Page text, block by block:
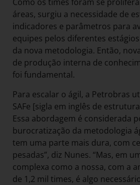
áreas, surgiu a necessidade de
indicadores e parâmetros para
equipes pelos diferentes
da nova metodologia. Então,
de produção interna de
foi fundamental.
Para escalar o ágil, a Petrobras
SAFe [sigla em inglês de
Essa abordagem é considerada
burocratização da metodologia
tem uma parte mais dura, com
pesadas”, diz Nunes. “Mas, em
complexa como a nossa, com a
de 1,2 mil times, é algo